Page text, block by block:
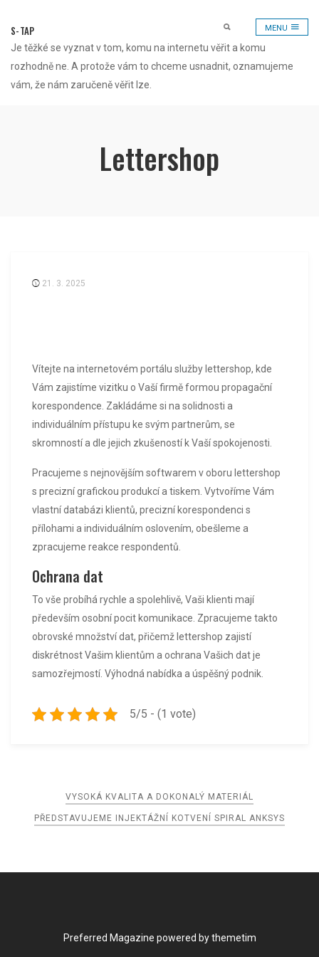
content
S-TAP
Je těžké se vyznat v tom, komu na internetu věřit a komu
rozhodně ne. A protože vám to chceme usnadnit, oznamujeme
vám, že nám zaručeně věřit lze.
MENU
Lettershop
21. 3. 2025
Vítejte na internetovém portálu služby lettershop, kde
Vám zajistíme vizitku o Vaší firmě formou propagační
korespondence. Zakládáme si na solidnosti a
individuálním přístupu ke svým partnerům, se
skromností a dle jejich zkušeností k Vaší spokojenosti.
Pracujeme s nejnovějším softwarem v oboru lettershop
s precizní grafickou produkcí a tiskem. Vytvoříme Vám
vlastní databázi klientů, precizní korespondenci s
přílohami a individuálním oslovením, obešleme a
zpracujeme reakce respondentů.
Ochrana dat
To vše probíhá rychle a spolehlivě, Vaši klienti mají
především osobní pocit komunikace. Zpracujeme takto
obrovské množství dat, přičemž lettershop zajistí
diskrétnost Vašim klientům a ochrana Vašich dat je
samozřejmostí. Výhodná nabídka a úspěšný podnik.
5/5 - (1 vote)
Navigace
pro
VYSOKÁ KVALITA A DOKONALÝ MATERIÁL
PŘEDSTAVUJEME INJEKTÁŽNÍ KOTVENÍ SPIRAL ANKSYS
Preferred Magazine powered by themetim